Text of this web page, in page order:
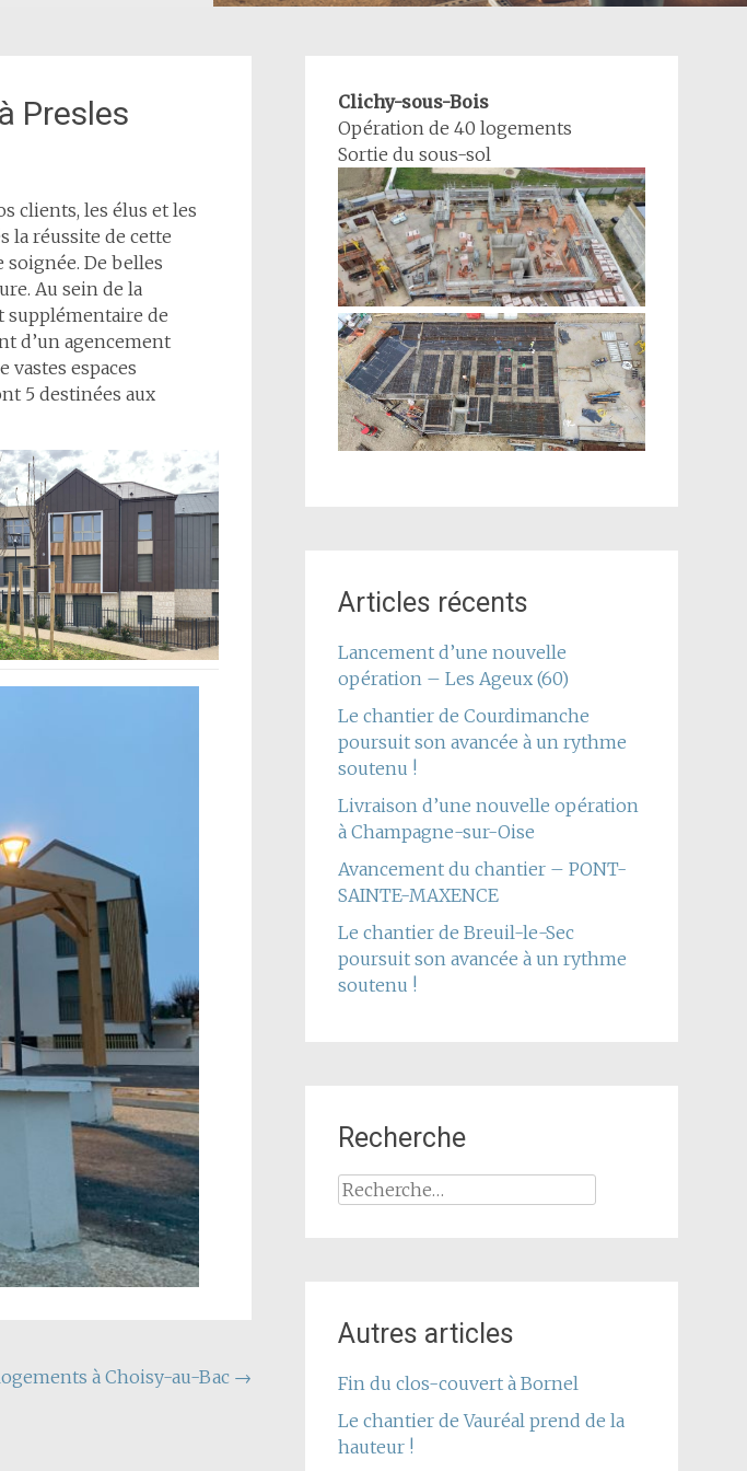
Presles
clients, les élus et les
la réussite de cette
soignée. De belles
Au sein de la
supplémentaire de
d’un agencement
vastes espaces
5 destinées aux
à Choisy-au-Bac →
Clichy-sous-Bois
Opération de 40 logements
Sortie du sous-sol
Articles récents
Lancement d’une nouvelle
opération – Les Ageux (60)
Le chantier de Courdimanche
poursuit son avancée à un rythme
soutenu !
Livraison d’une nouvelle opération
à Champagne-sur-Oise
Avancement du chantier – PONT-
SAINTE-MAXENCE
Le chantier de Breuil-le-Sec
poursuit son avancée à un rythme
soutenu !
Recherche
Rechercher :
Autres articles
Fin du clos-couvert à Bornel
Le chantier de Vauréal prend de la
hauteur !